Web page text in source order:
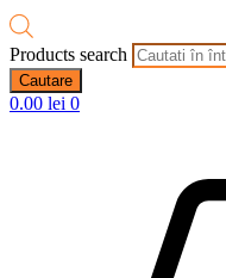
Products search
Cautare
0.00 lei 0